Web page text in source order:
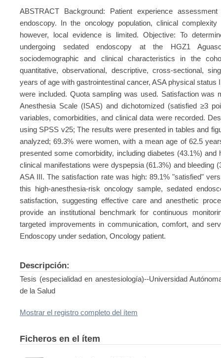
ABSTRACT Background: Patient experience
endoscopy. In the oncology population, clinical
however, local evidence is limited. Objective: To
undergoing sedated endoscopy at the HGZ1
sociodemographic and clinical characteristics in the
quantitative, observational, descriptive, cross-sectional,
years of age with gastrointestinal cancer, ASA physical status
were included. Quota sampling was used. Satisfaction was
Anesthesia Scale (ISAS) and dichotomized (satisfied ≥3
variables, comorbidities, and clinical data were recorded.
using SPSS v25; The results were presented in tables and
analyzed; 69.3% were women, with a mean age of 62.5
presented some comorbidity, including diabetes (43.1%)
clinical manifestations were dyspepsia (61.3%) and bleeding
ASA III. The satisfaction rate was high: 89.1% "satisfied"
this high-anesthesia-risk oncology sample, sedated
satisfaction, suggesting effective care and anesthetic
provide an institutional benchmark for continuous
targeted improvements in communication, comfort, and
Endoscopy under sedation, Oncology patient.
Descripción:
Tesis (especialidad en anestesiología)--Universidad
de la Salud
Mostrar el registro completo del ítem
Ficheros en el ítem